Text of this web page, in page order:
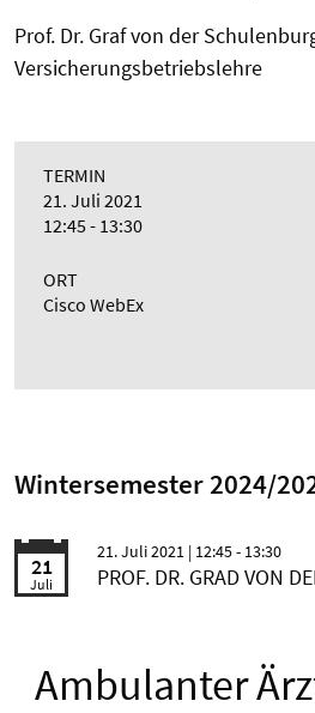
Prof. Dr. Graf von der
Versicherungsbetriebslehre
TERMIN
21. Juli 2021
12:45 - 13:30
ORT
Cisco WebEx
Wintersemester 2024/
21
Juli
21. Juli 2021 | 12:45 - 13:30
PROF. DR. GRAD VON
Ambulanter